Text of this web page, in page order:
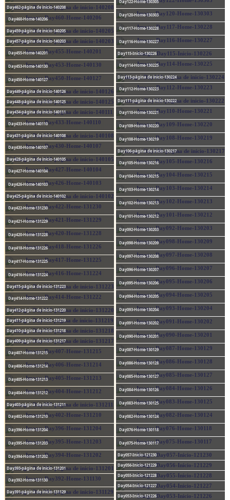
Day462-página de inicio-140208
Day460-Home-140206
Day459-página de inicio-140205
Day457-página de inicio-140203
Day455-Home-140201
Day453-Home-140130
Day450-Home-140127
Day449-página de inicio-140126
Day448-página de inicio-140125
Day434-página de inicio-140111
Day433-Home-140110
Day431-página de inicio-140108
Day430-Home-140107
Day428-página de inicio-140105
Day427-Home-140104
Day426-Home-140103
Day425-página de inicio-140102
Day422-Home-131230
Day421-Home-131229
Day420-Home-131228
Day418-Home-131226
Day417-Home-131225
Day416-Home-131224
Day415-página de inicio-131223
Day414-Home-131222
Day412-página de inicio-131220
Day411-página de inicio-131219
Day410-página de inicio-131218
Day409-página de inicio-131217
Day407-Home-131215
Day406-Home-131214
Day405-Home-131213
Day404-Home-131212
Day403-página de inicio-131211
Day402-Home-131210
Day396-Home-131204
Day395-Home-131203
Day394-Home-131202
Day393-página de inicio-131201
Day392-Home-131130
Day391-página de inicio-131129
Day122-Home-130305
Day120-Home-130303
Day117-Home-130228
Day116-Home-130227
Day115-Inicio-130226
Day114-Home-130225
Day113-página de inicio-130224
Day112-Home-130223
Day111-página de inicio-130222
Day110-Home-130221
Day109-Home-130220
Day108-Home-130219
Day106-página de inicio-130217
Day105-Home-130216
Day104-Home-130215
Day103-Home-130214
Day102-Home-130213
Day101-Home-130212
Day092-Home-130203
Day098-Home-130209
Day097-Home-130208
Day096-Home-130207
Day095-Home-130206
Day094-Home-130205
Day093-Home-130204
Day091-Home-130202
Day090-Home-130201
Day087-Home-130129
Day086-Home-130128
Day085-Home-130127
Day084-Home-130126
Day083-Home-130125
Day082-Home-130124
Day076-Home-130118
Day075-Home-130117
Day057-Inicio-121230
Day056-Inicio-121229
Day055-Inicio-121228
Day054-Inicio-121227
Day053-Inicio-121226